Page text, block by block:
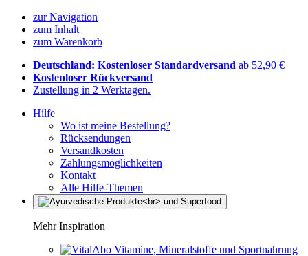
zur Navigation
zum Inhalt
zum Warenkorb
Deutschland: Kostenloser Standardversand ab 52,90 €
Kostenloser Rückversand
Zustellung in 2 Werktagen.
Hilfe
Wo ist meine Bestellung?
Rücksendungen
Versandkosten
Zahlungsmöglichkeiten
Kontakt
Alle Hilfe-Themen
Mehr Inspiration
Vitamine, Mineralstoffe und Sportnahrung